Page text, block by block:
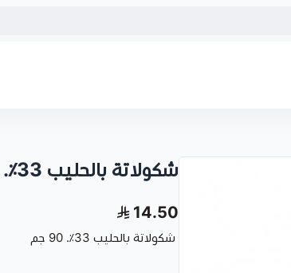
شكولاتة بالحليب 33٪. 99 جم
14.50
شكولاتة بالحليب 33٪. 90 جم